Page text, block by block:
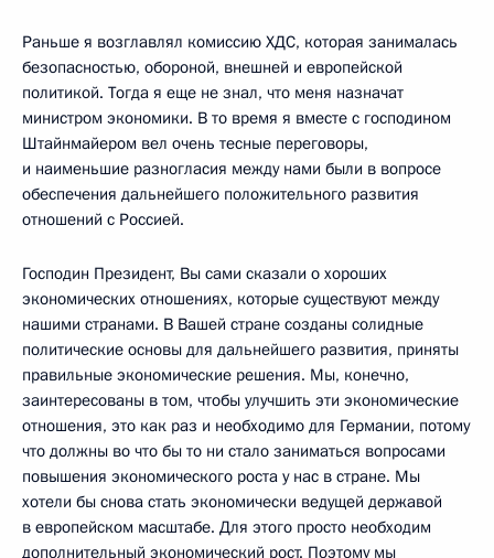
Раньше я возглавлял комиссию ХДС, которая занималась
безопасностью, обороной, внешней и европейской
политикой. Тогда я еще не знал, что меня назначат
министром экономики. В то время я вместе с господином
Штайнмайером вел очень тесные переговоры,
и наименьшие разногласия между нами были в вопросе
обеспечения дальнейшего положительного развития
отношений с Россией.
Господин Президент, Вы сами сказали о хороших
экономических отношениях, которые существуют между
нашими странами. В Вашей стране созданы солидные
политические основы для дальнейшего развития, приняты
правильные экономические решения. Мы, конечно,
заинтересованы в том, чтобы улучшить эти экономические
отношения, это как раз и необходимо для Германии, потому
что должны во что бы то ни стало заниматься вопросами
повышения экономического роста у нас в стране. Мы
хотели бы снова стать экономически ведущей державой
в европейском масштабе. Для этого просто необходим
дополнительный экономический рост. Поэтому мы